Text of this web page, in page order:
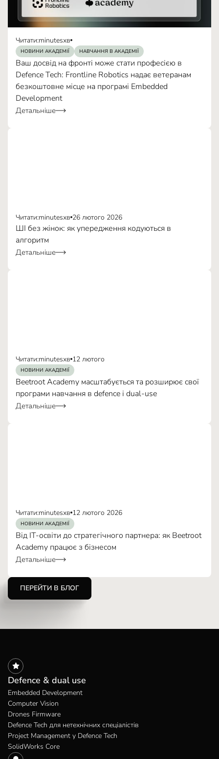
Читати:minutesхв
НОВИНИ АКАДЕМІЇ НАВЧАННЯ В АКАДЕМІЇ
Ваш досвід на фронті може стати професією в
Defence Tech: Frontline Robotics надає ветеранам
безкоштовне місце на програмі Embedded
Development
Детальніше
Читати:minutesхв 26 лютого 2026
ШІ без жінок: як упередження кодуються в
алгоритм
Детальніше
Читати:minutesхв 12 лютого
НОВИНИ АКАДЕМІЇ
Beetroot Academy масштабується та розширює свої
програми навчання в defence і dual-use
Детальніше
Читати:minutesхв 12 лютого 2026
НОВИНИ АКАДЕМІЇ
Від IT-освіти до стратегічного партнера: як Beetroot
Academy працює з бізнесом
Детальніше
ПЕРЕЙТИ В БЛОГ
Defence & dual use
Embedded Development
Computer Vision
Drones Firmware
Defence Tech для нетехнічних спеціалістів
Project Management у Defence Tech
SolidWorks Core